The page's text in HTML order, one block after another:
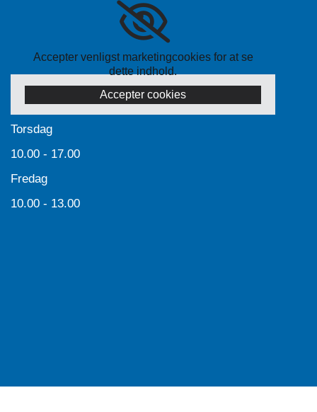
Accepter venligst marketingcookies for at se
dette indhold.
Accepter cookies
Torsdag
10.00 - 17.00
Fredag
10.00 - 13.00